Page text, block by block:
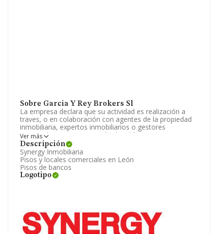
Sobre Garcia Y Rey Brokers Sl
La empresa declara que su actividad es realización a
traves, o en colaboración con agentes de la propiedad
inmobiliaria, expertos inmobiliarios o gestores
intermediarios en promoción de edificios, en
operaciones de mediación por orden y/o por cuenta de
tercer. La empresa está registrada como Sociedad
Limitada. Clasifica su actividad CNAE como 'Agentes de
la propiedad inmobiliaria', código 6831. La empresa no
tiene actividad en mercados exteriores.
media de sector.
Dentro del ranking de empresas elaborado por
Ver más
Descripción
Synergy Inmobiliaria
Pisos y locales comerciales en León
Pisos de bancos
Logotipo